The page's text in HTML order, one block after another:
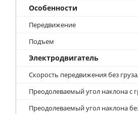
Особенности
Передвижение
Подъем
Электродвигатель
Скорость передвижения без
Преодолеваемый угол наклона с
Преодолеваемый угол наклона